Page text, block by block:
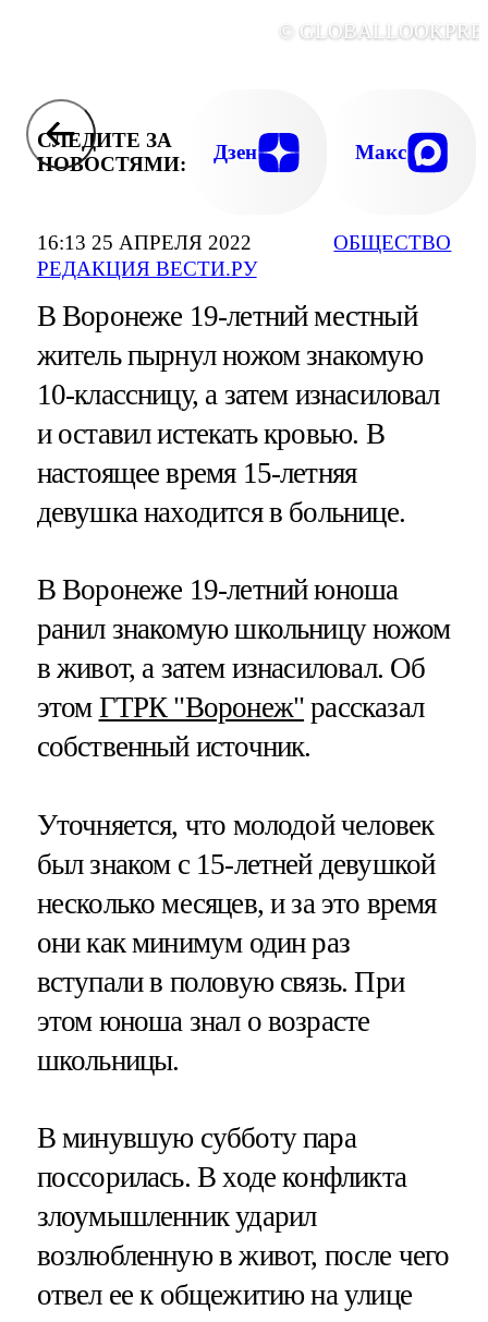
16:13 25 АПРЕЛЯ 2022
РЕДАКЦИЯ ВЕСТИ.РУ
ОБЩЕСТВО
©
СЛЕДИТЕ ЗА
НОВОСТЯМИ:
Дзен Макс
В Воронеже 19-летний местный
житель пырнул ножом знакомую
10-классницу, а затем изнасиловал
и оставил истекать кровью. В
настоящее время 15-летняя
девушка находится в больнице.
В Воронеже 19-летний юноша
ранил знакомую школьницу ножом
в живот, а затем изнасиловал. Об
этом ГТРК "Воронеж" рассказал
собственный источник.
Уточняется, что молодой человек
был знаком с 15-летней девушкой
несколько месяцев, и за это время
они как минимум один раз
вступали в половую связь. При
этом юноша знал о возрасте
школьницы.
В минувшую субботу пара
поссорилась. В ходе конфликта
злоумышленник ударил
возлюбленную в живот, после чего
отвел ее к общежитию на улице